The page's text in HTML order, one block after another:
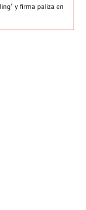
y firma paliza en